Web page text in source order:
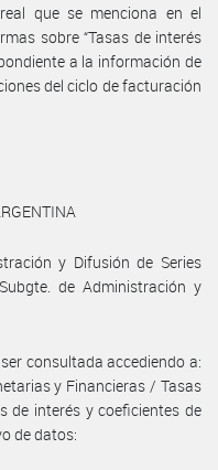
que se menciona en el
sobre “Tasas de interés
a la información de
del ciclo de facturación
y Difusión de Series
de Administración y
consultada accediendo a:
y Financieras / Tasas
de interés y coeficientes de
de datos: